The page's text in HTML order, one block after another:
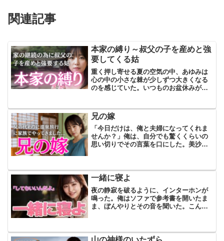
関連記事
本家の縛り～叔父の子を産めと強
要してくる姑
重く押し寄せる夏の空気の中、あゆみは
心の中の小さな棘が少しずつ大きくなる
のを感じていた。いつものお盆休みが、
ミの鳴き声が耳を打つ。あゆみは専業主
婦で、夫はサラリーマンの...
兄の嫁
「今日だけは、俺と夫婦になってくれま
せんか？」俺は、自分でも驚くくらいの
思い切りでその言葉を口にした。美沙さ
の鼓動が感じられるほど近くにいたの
に、その瞬間、俺の鼓動も同...
一緒に寝よ
夜の静寂を破るように、インターホンが
鳴った。俺はソファで参考書を開いたま
ま、ぼんやりとその音を聞いた。こんな
きながら玄関へ向か...